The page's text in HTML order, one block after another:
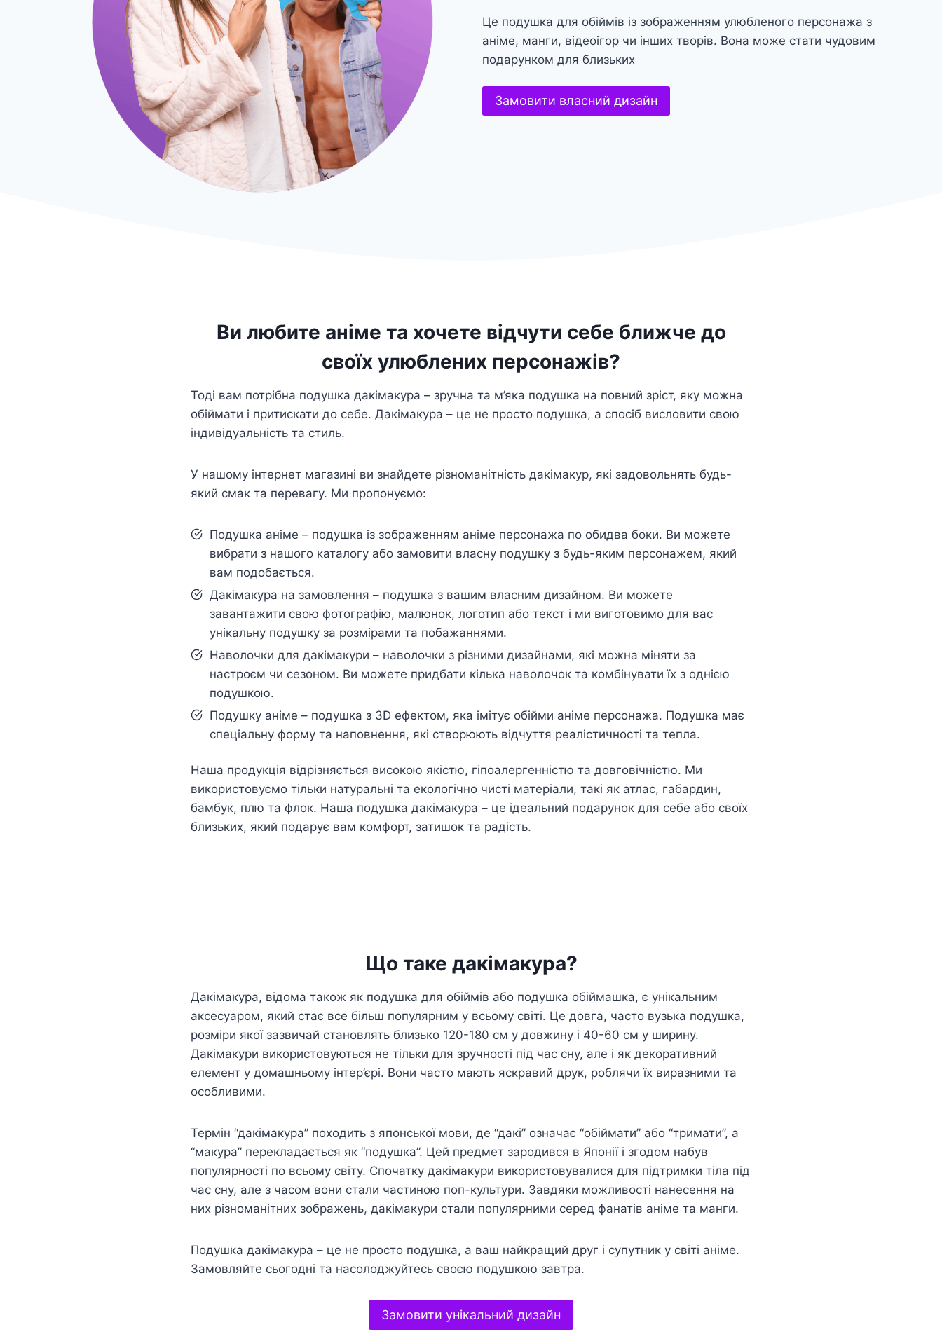
Це подушка для обіймів із зображенням улюбленого персонажа з
аніме, манги, відеоігор чи інших творів. Вона може стати чудовим
подарунком для близьких
Замовити власний дизайн
Ви любите аніме та хочете відчути себе ближче до
своїх улюблених персонажів?
Тоді вам потрібна подушка дакімакура – зручна та м’яка подушка на повний зріст, яку можна
обіймати і притискати до себе. Дакімакура – це не просто подушка, а спосіб висловити свою
індивідуальність та стиль.
У нашому інтернет магазині ви знайдете різноманітність дакімакур, які задовольнять будь-
який смак та перевагу. Ми пропонуємо:
Подушка аніме – подушка із зображенням аніме персонажа по обидва боки. Ви можете
вибрати з нашого каталогу або замовити власну подушку з будь-яким персонажем, який
вам подобається.
Дакімакура на замовлення – подушка з вашим власним дизайном. Ви можете
завантажити свою фотографію, малюнок, логотип або текст і ми виготовимо для вас
унікальну подушку за розмірами та побажаннями.
Наволочки для дакімакури – наволочки з різними дизайнами, які можна міняти за
настроєм чи сезоном. Ви можете придбати кілька наволочок та комбінувати їх з однією
подушкою.
Подушку аніме – подушка з 3D ефектом, яка імітує обійми аніме персонажа. Подушка має
спеціальну форму та наповнення, які створюють відчуття реалістичності та тепла.
Наша продукція відрізняється високою якістю, гіпоалергенністю та довговічністю. Ми
використовуємо тільки натуральні та екологічно чисті матеріали, такі як атлас, габардин,
бамбук, плю та флок. Наша подушка дакімакура – це ідеальний подарунок для себе або своїх
близьких, який подарує вам комфорт, затишок та радість.
Що таке дакімакура?
Дакімакура, відома також як подушка для обіймів або подушка обіймашка, є унікальним
аксесуаром, який стає все більш популярним у всьому світі. Це довга, часто вузька подушка,
розміри якої зазвичай становлять близько 120-180 см у довжину і 40-60 см у ширину.
Дакімакури використовуються не тільки для зручності під час сну, але і як декоративний
елемент у домашньому інтер’єрі. Вони часто мають яскравий друк, роблячи їх виразними та
особливими.
Термін “дакімакура” походить з японської мови, де “дакі” означає “обіймати” або “тримати”, а
“макура” перекладається як “подушка”. Цей предмет зародився в Японії і згодом набув
популярності по всьому світу. Спочатку дакімакури використовувалися для підтримки тіла під
час сну, але з часом вони стали частиною поп-культури. Завдяки можливості нанесення на
них різноманітних зображень, дакімакури стали популярними серед фанатів аніме та манги.
Подушка дакімакура – це не просто подушка, а ваш найкращий друг і супутник у світі аніме.
Замовляйте сьогодні та насолоджуйтесь своєю подушкою завтра.
Замовити унікальний дизайн